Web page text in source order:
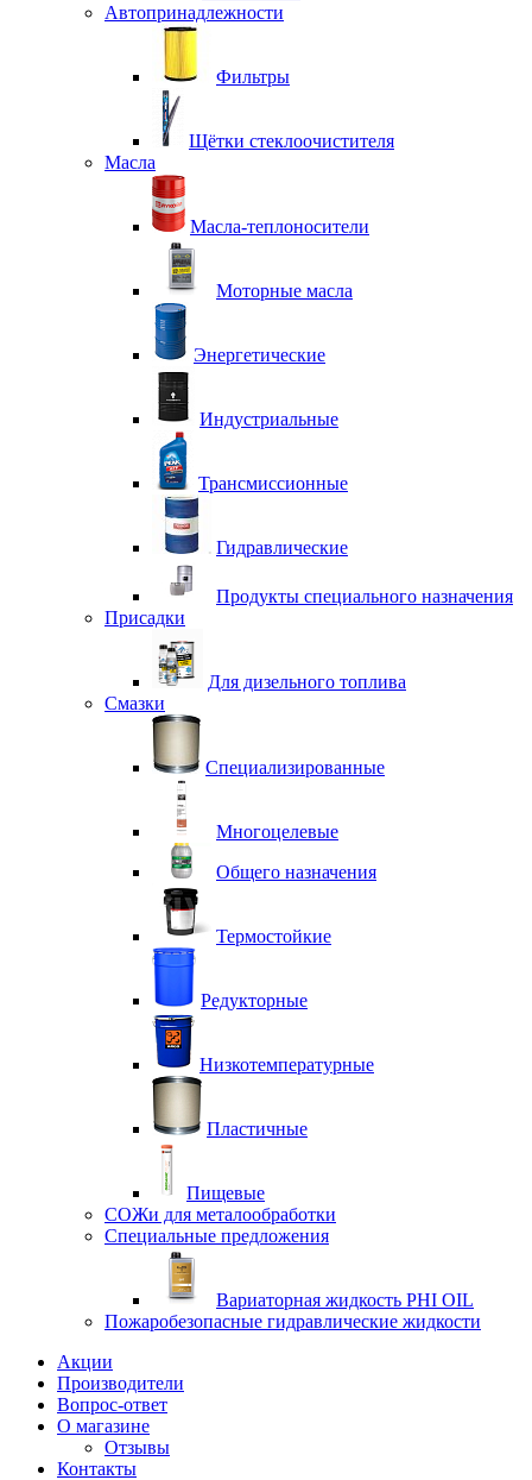
Автопринадлежности
Фильтры
Щётки стеклоочистителя
Масла
Масла-теплоносители
Моторные масла
Энергетические
Индустриальные
Трансмиссионные
Гидравлические
Продукты специального назначения
Присадки
Для дизельного топлива
Смазки
Специализированные
Многоцелевые
Общего назначения
Термостойкие
Редукторные
Низкотемпературные
Пластичные
Пищевые
СОЖи для металообработки
Специальные предложения
Вариаторная жидкость PHI OIL
Пожаробезопасные гидравлические жидкости
Акции
Производители
Вопрос-ответ
О магазине
Отзывы
Контакты